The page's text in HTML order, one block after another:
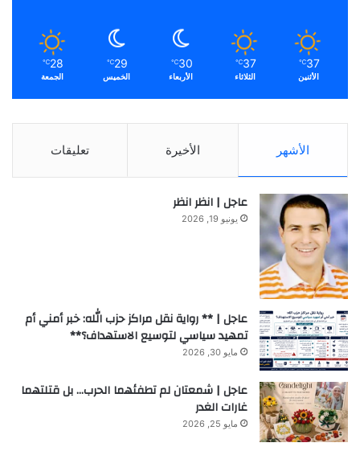
37
℃
الأثنين
37
℃
الثلاثاء
30
℃
الأربعاء
29
℃
الخميس
28
℃
الجمعة
الأشهر الأخيرة تعليقات
عاجل | انظر انظر
يونيو 19, 2026
عاجل | ** رواية نقل مراكز حزب الله: خبر أمني أم
تمهيد سياسي لتوسيع الاستهداف؟**
مايو 30, 2026
عاجل | شمعتان لم تطفئهما الحرب… بل قتلتهما
غارات الغدر
مايو 25, 2026